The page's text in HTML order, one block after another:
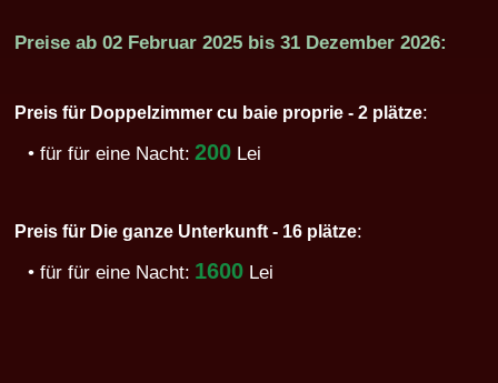
Preise ab 02 Februar 2025 bis 31 Dezember 2026:
Preis für Doppelzimmer cu baie proprie - 2 plätze:
• für für eine Nacht: 200 Lei
Preis für Die ganze Unterkunft - 16 plätze:
• für für eine Nacht: 1600 Lei